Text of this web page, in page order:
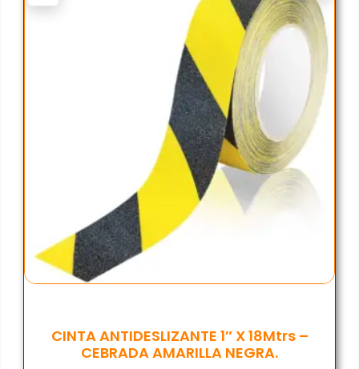
CINTA ANTIDESLIZANTE 1″ X 18Mtrs –
CEBRADA AMARILLA NEGRA.